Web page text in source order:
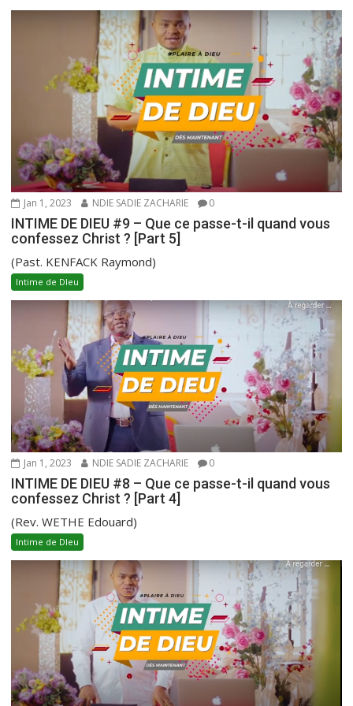
Jan 1, 2023 NDIE SADIE ZACHARIE 0
INTIME DE DIEU #9 – Que ce passe-t-il quand vous
confessez Christ ? [Part 5]
(Past. KENFACK Raymond)
Intime de DIeu
Jan 1, 2023 NDIE SADIE ZACHARIE 0
INTIME DE DIEU #8 – Que ce passe-t-il quand vous
confessez Christ ? [Part 4]
(Rev. WETHE Edouard)
Intime de DIeu